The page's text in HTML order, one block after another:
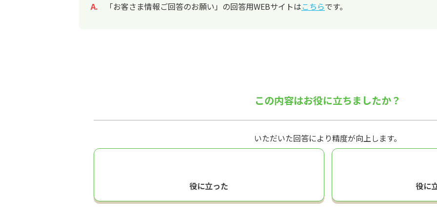
回答
「お客さま情報ご回答のお願い」の回答用WEBサイトはこちらです。
この内容はお役に立ちましたか？
いただいた回答により精度が向上します。
役に立った 役に